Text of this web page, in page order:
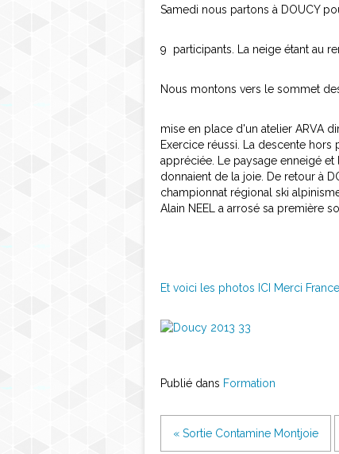
Samedi nous partons à DOUCY
9 participants. La neige étant au
Nous montons vers le sommet
mise en place d'un atelier ARVA
Exercice réussi. La descente
appréciée. Le paysage enneigé
donnaient de la joie. De retour à
championnat régional ski
Alain NEEL a arrosé sa première
Et voici les photos ICI Merci
Publié dans Formation
« Sortie Contamine Montjoie